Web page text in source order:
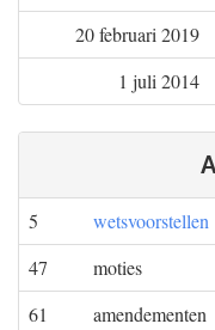
20 februari 2019
1 juli 2014
5 wetsvoorstellen
47 moties
61 amendementen